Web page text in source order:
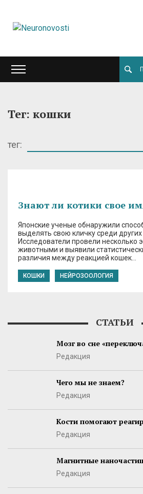
Тег: кошки
тег:
Знают ли котики свое
Японские ученые обнаружили
выделять свою кличку среди других
Исследователи провели несколько
животными и выявили
различия между реакцией кошек…
КОШКИ НЕЙРОЗООЛОГИЯ
СТАТЬИ
Мозг во сне
Редакция
Чего мы не знаем?
Редакция
Кости помогают
Редакция
Магнитные
Редакция